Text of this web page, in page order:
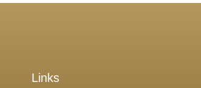
Links